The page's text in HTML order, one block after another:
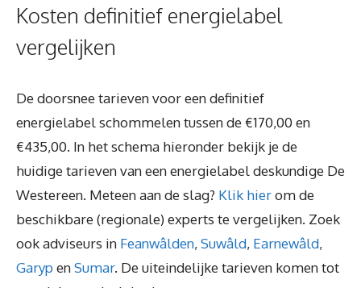
Kosten definitief energielabel
vergelijken
De doorsnee tarieven voor een definitief
energielabel schommelen tussen de €170,00 en
€435,00. In het schema hieronder bekijk je de
huidige tarieven van een energielabel deskundige De
Westereen. Meteen aan de slag? Klik hierom de
beschikbare (regionale) experts te vergelijken. Zoek
ook adviseurs in Feanwâlden, Suwâld, Earnewâld,
Garyp enSumar. De uiteindelijke tarieven komen tot